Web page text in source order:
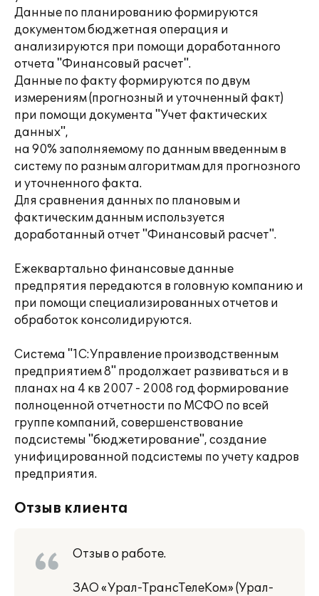
Данные по планированию формируются
документом бюджетная операция и
анализируются при помощи доработанного
отчета "Финансовый расчет".
Данные по факту формируются по двум
измерениям (прогнозный и уточненный факт)
при помощи документа "Учет фактических
данных",
на 90% заполняемому по данным введенным в
систему по разным алгоритмам для прогнозного
и уточненного факта.
Для сравнения данных по плановым и
фактическим данным используется
доработанный отчет "Финансовый расчет".
Ежеквартально финансовые данные
предпрятия передаются в головную компанию и
при помощи специализированных отчетов и
обработок консолидируются.
Система "1C:Управление производственным
предприятием 8" продолжает развиваться и в
планах на 4 кв 2007 - 2008 год формирование
полноценной отчетности по МСФО по всей
группе компаний, совершенствование
подсистемы "бюджетирование", создание
унифицированной подсистемы по учету кадров
предприятия.
Отзыв клиента
Отзыв о работе.
ЗАО «Урал-ТрансТелеКом» (Урал-